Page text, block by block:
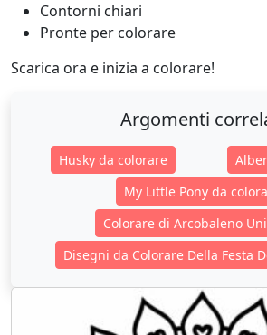
Contorni chiari
Pronte per colorare
Scarica ora e inizia a colorare!
Argomenti
Husky da colorare
My Little Pony da
Colorare di Arcobaleno
Disegni da Colorare Della Festa